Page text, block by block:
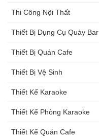
Thi Công Nội Thất
Thiết Bị Dụng Cụ Quày Bar
Thiết Bị Quán Cafe
Thiết Bị Vệ Sinh
Thiết Kế Karaoke
Thiết Kế Phòng Karaoke
Thiết Kế Quán Cafe